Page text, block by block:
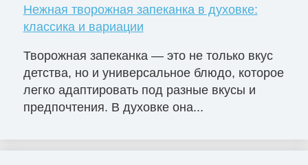
Нежная творожная запеканка в духовке:
классика и вариации
Творожная запеканка — это не только вкус
детства, но и универсальное блюдо, которое
легко адаптировать под разные вкусы и
предпочтения. В духовке она...